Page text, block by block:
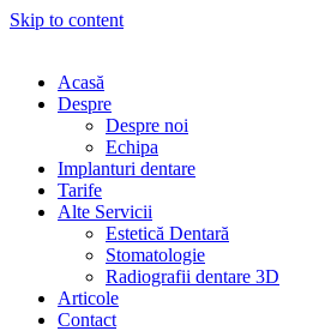
Skip to content
Acasă
Despre
Despre noi
Echipa
Implanturi dentare
Tarife
Alte Servicii
Estetică Dentară
Stomatologie
Radiografii dentare 3D
Articole
Contact